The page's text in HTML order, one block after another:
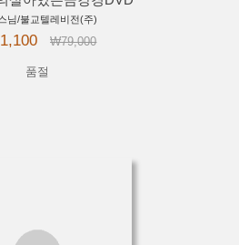
님/불교텔레비전(주)
₩79,000
품절